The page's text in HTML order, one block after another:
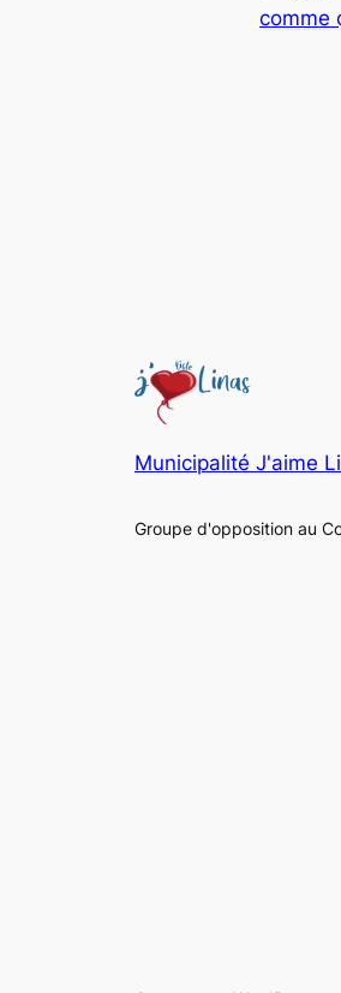
comme
Municipalité J'aime
Groupe d'opposition au